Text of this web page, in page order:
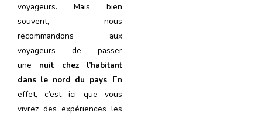
voyageurs. Mais bien
souvent, nous
recommandons aux
voyageurs de passer
une nuit chez l’habitant
dans le nord du pays. En
effet, c’est ici que vous
vivrez des expériences les